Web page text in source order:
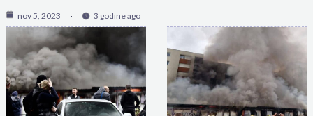
nov 5, 2023 3 godine ago